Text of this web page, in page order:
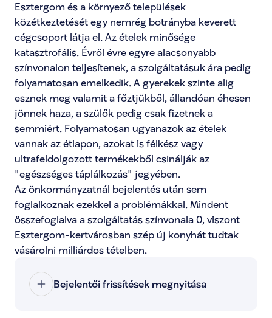
Esztergom és a környező települések
közétkeztetését egy nemrég botrányba keverett
cégcsoport látja el. Az ételek minősége
katasztrofális. Évről évre egyre alacsonyabb
színvonalon teljesítenek, a szolgáltatásuk ára pedig
folyamatosan emelkedik. A gyerekek szinte alig
esznek meg valamit a főztjükből, állandóan éhesen
jönnek haza, a szülők pedig csak fizetnek a
semmiért. Folyamatosan ugyanazok az ételek
vannak az étlapon, azokat is félkész vagy
ultrafeldolgozott termékekből csinálják az
"egészséges táplálkozás" jegyében.
Az önkormányzatnál bejelentés után sem
foglalkoznak ezekkel a problémákkal. Mindent
összefoglalva a szolgáltatás színvonala 0, viszont
Esztergom-kertvárosban szép új konyhát tudtak
vásárolni milliárdos tételben.
Bejelentői frissítések megnyitása